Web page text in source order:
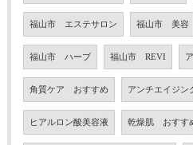
福山市 エステサロン 福山市 美容
福山市 ハーブ 福山市 REVI
角質ケア おすすめ アンチエイジン
ヒアルロン酸美容液 乾燥肌 おすす